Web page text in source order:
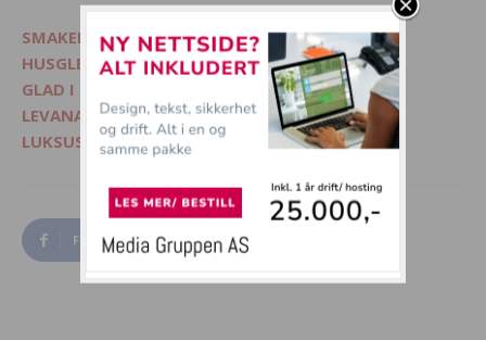
SMAKELIG - Mat, interiør og livsglede
HUSGLEDE.NO - Finn lekre matoppskrifter
GLAD I DYR? - Besøk Morsommedyr.no
LEVANA.NO - Kvinnemagasin på nett
LUKSUSFERIE.NO - Ferie på sitt beste
Facebook Twitter